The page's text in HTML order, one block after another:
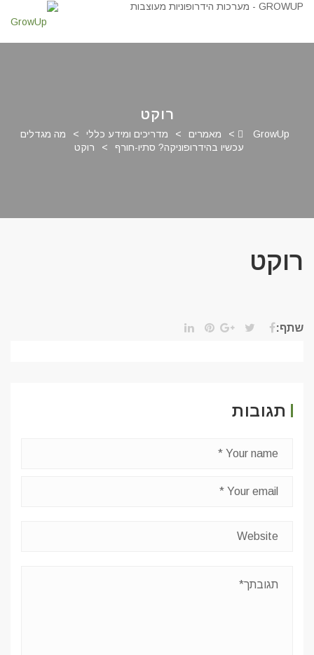
רוקט
GrowUp
> מאמרים > מדריכים ומידע כללי >
מה מגדלים
עכשיו בהידרופוניקה? סתיו-חורף
> רוקט
רוקט
שתף:
תגובות